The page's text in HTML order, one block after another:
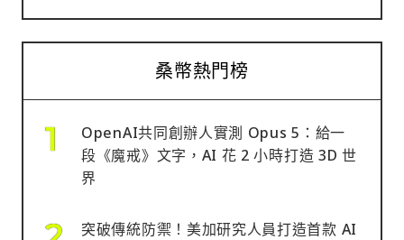
桑幣熱門榜
OpenAI共同創辦人實測 Opus 5：給一
段《魔戒》文字，AI 花 2 小時打造 3D 世
界
突破傳統防禦！美加研究人員打造首款 AI